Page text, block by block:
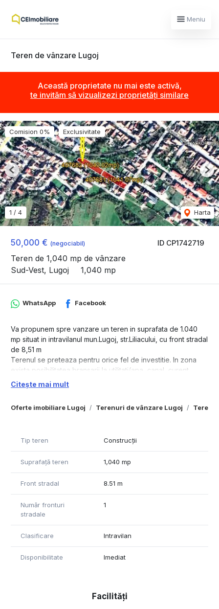
Meniu
Teren de vânzare Lugoj
Această proprietate nu mai este activă,
te invităm să vizualizezi proprietăți similare
ID CP1742719
50,000 € (negociabil)
Teren de 1,040 mp de vânzare
Sud-Vest, Lugoj
1,040 mp
Comision 0% Exclusivitate
1 / 4 Harta
Previous
Oferte imobiliare Lugoj Terenuri de vânzare Lugoj
WhatsApp Facebook
Va propunem spre vanzare un teren in suprafata de 1.040
mp situat in intravilanul mun.Lugoj, str.Liliacului, cu front stradal
de 8,51 m
Terenul se preteaza pentru orice fel de investitie. In zona
exista posibilitatea bransarii la utilitati(apa, canal, curent,
gaz). Pentru orice alte informatii va stam la dipozitie la
numarul din anunt.
“Aceasta proprietate este reprezentata si administrata in
Citește mai mult
Tip teren Construcții
Suprafață teren 1,040 mp
Front stradal 8.51 m
Număr fronturi
stradale
1
Clasificare Intravilan
Disponibilitate Imediat
Facilități